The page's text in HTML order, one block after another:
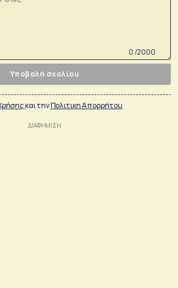
0 /2000
Υποβολή σχολίου
και τηνΠολιτικη Απορρήτου